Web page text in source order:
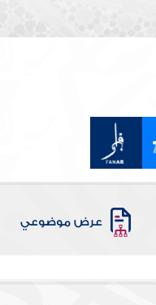
عرض موضوعي